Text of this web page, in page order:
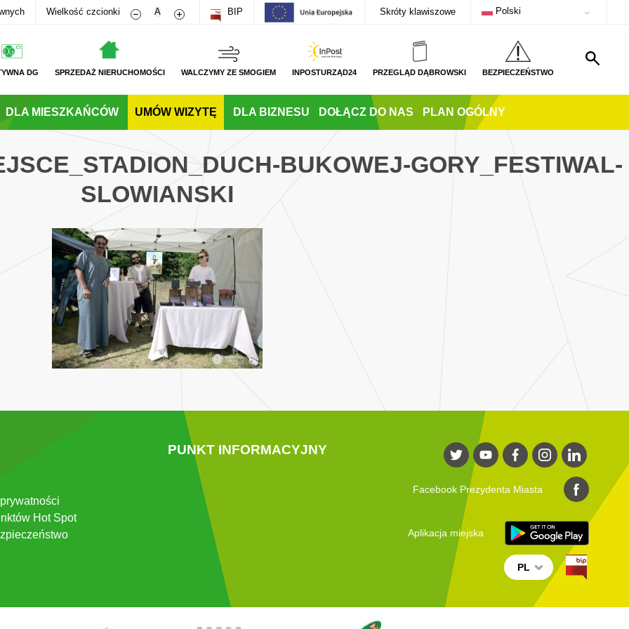
Wielkość czcionki Zmniejsz rozmiar czcionki
A Zwiększ rozmiar czcionki
BIP Skróty klawiszowe Polski
DG SPRZEDAŻ NIERUCHOMOŚCI WALCZYMY ZE SMOGIEM INPOSTURZĄD24 PRZEGLĄD DĄBROWSKI BEZPIECZEŃSTWO
DLA MIESZKAŃCÓW UMÓW WIZYTĘ DLA BIZNESU DOŁĄCZ DO NAS PLAN OGÓLNY
BUKOWEJ-GORY_FESTIWAL-
SLOWIANSKI
Hot Spot
PUNKT INFORMACYJNY
Facebook Prezydenta Miasta
Aplikacja miejska
PL